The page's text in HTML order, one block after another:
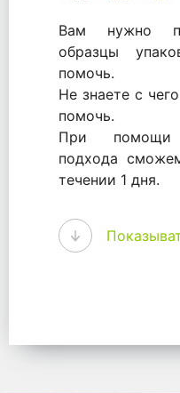
Вам нужно
образцы
помочь.
Не знаете с
помочь.
При помощи
подхода
течении 1 дня.
WhitePack -
Мы принимали
участие в
упаковке, и